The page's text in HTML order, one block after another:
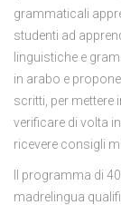
grammaticali
studenti ad
linguistiche e
in arabo e
scritti, per mettere
verificare di volta
ricevere consigli
Il programma di
madrelingua